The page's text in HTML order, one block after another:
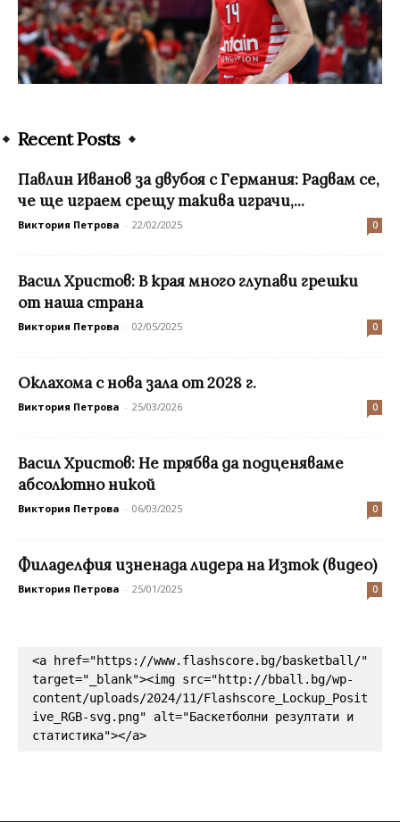
Recent Posts
Павлин Иванов за двубоя с Германия: Радвам се,
че ще играем срещу такива играчи,...
Виктория Петрова - 22/02/2025 0
Васил Христов: В края много глупави грешки
от наша страна
Виктория Петрова - 02/05/2025 0
Оклахома с нова зала от 2028 г.
Виктория Петрова - 25/03/2026 0
Васил Христов: Не трябва да подценяваме
абсолютно никой
Виктория Петрова - 06/03/2025 0
Филаделфия изненада лидера на Изток (видео)
Виктория Петрова - 25/01/2025 0
<a href="https://www.flashscore.bg/basketball/"
target="_blank"><img src="http://bball.bg/wp-
content/uploads/2024/11/Flashscore_Lockup_Posit
ive_RGB-svg.png" alt="Баскетболни резултати и
статистика"></a>